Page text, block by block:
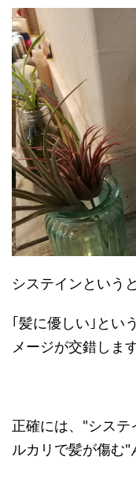
システインというと
｢髪に優しい｣とい
メージが交錯します
正確には、"システ
ルカリで髪が傷む"